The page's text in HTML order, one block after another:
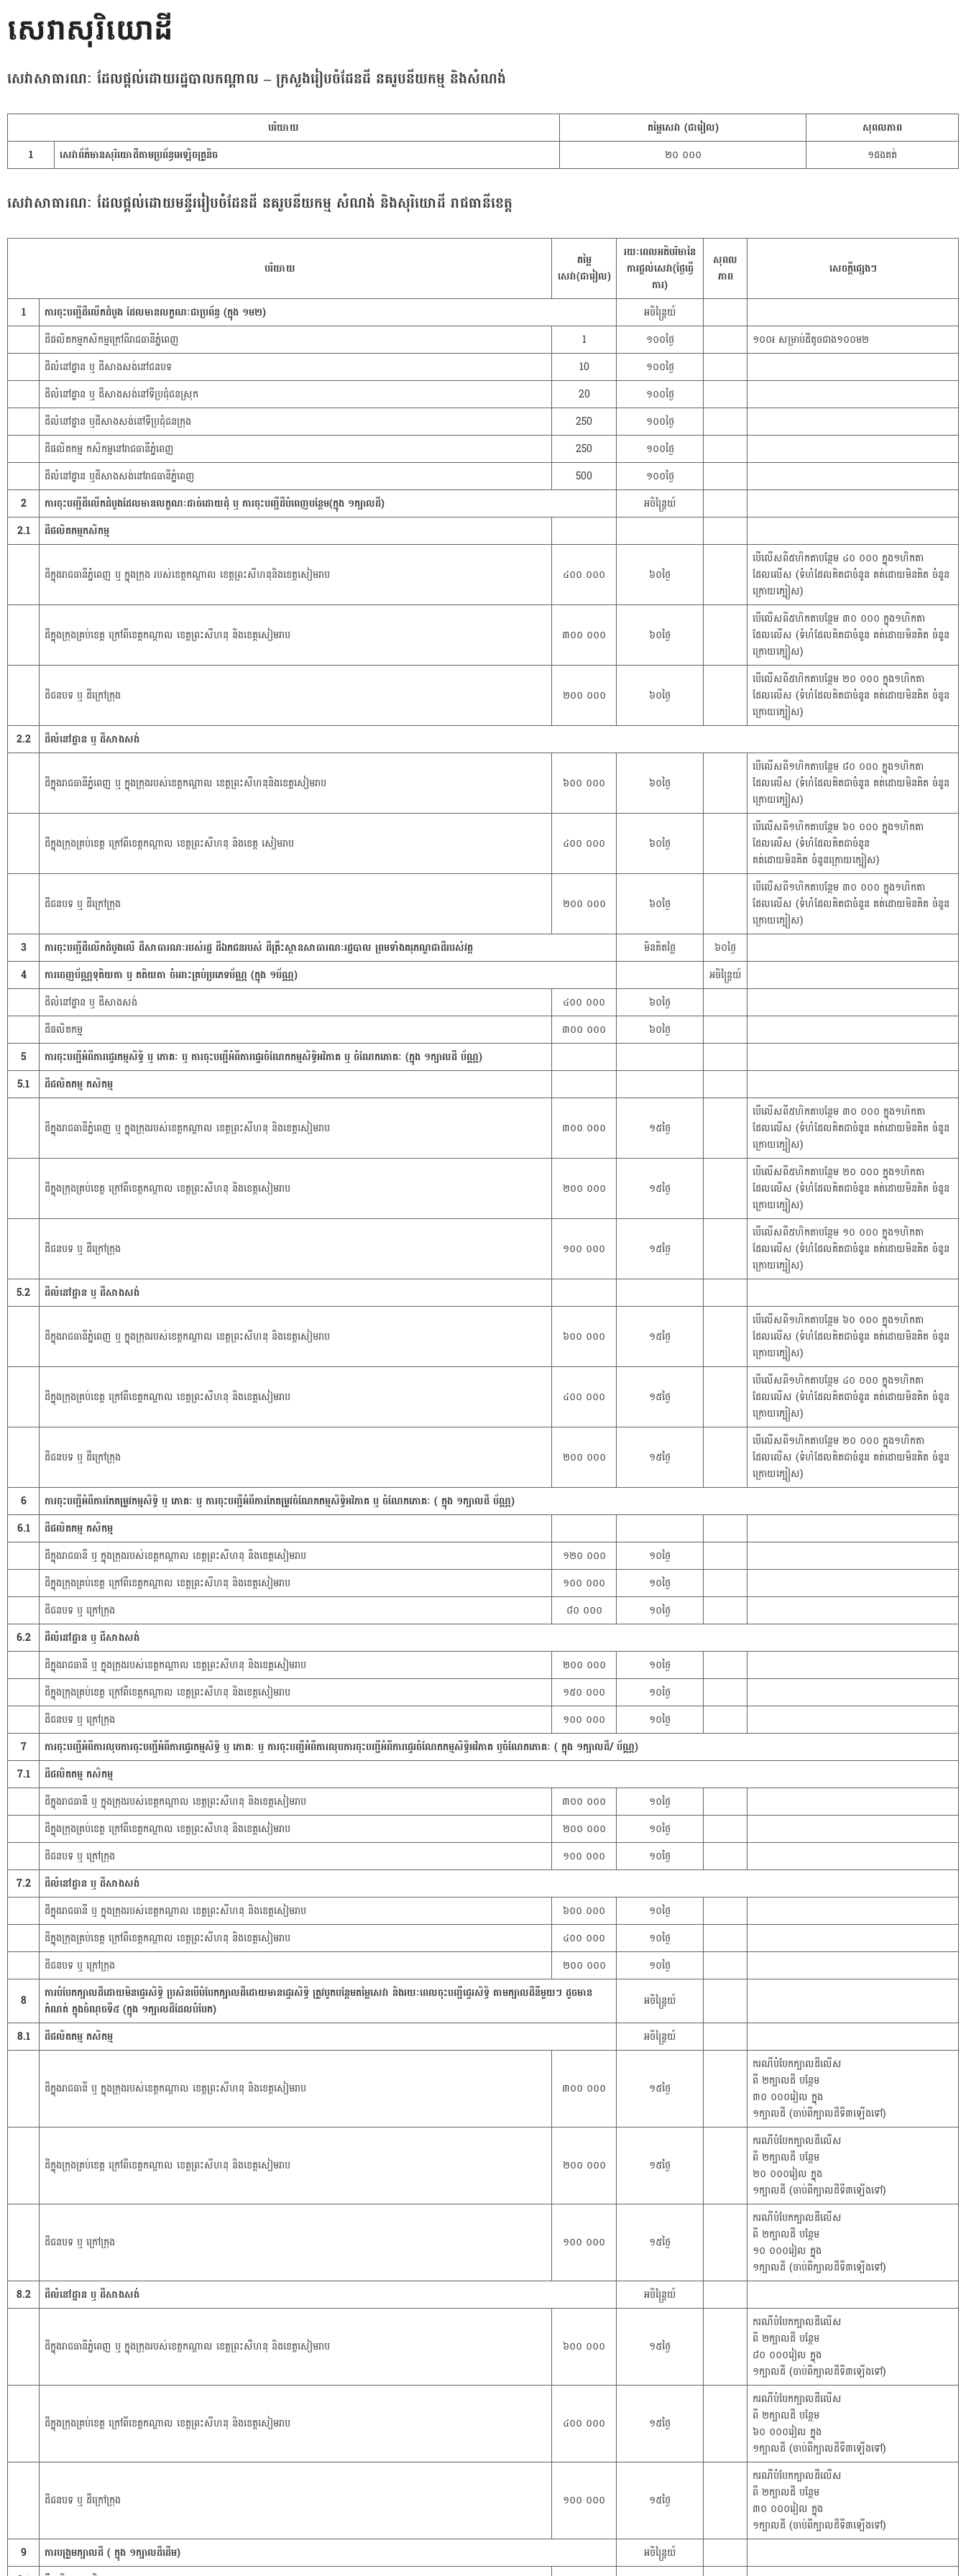
Skip
to
សេវាសុរិយោដី
សេវាសាធារណៈ ដែលផ្តល់ដោយរដ្ឋបាលកណ្ដាល – ក្រសួងរៀបចំដែនដី នគរូបនីយកម្ម និងសំណង់
បរិយាយ តម្លៃសេវា (ជារៀល)
សុពលភាព
1
សេវាព័ត៏មានសុរិយោដីតាមប្រព័ន្ធអេឡិចត្រូនិច ២០ ០០០ ១ដងគត់
សេវាសាធារណៈ ដែលផ្តល់ដោយមន្ទីររៀបចំដែនដី នគរូបនីយកម្ម សំណង់ និងសុរិយោដី រាជធានីខេត្ត
បរិយាយ
តម្លៃ
សេវា(ជារៀល)
រយៈពេលអតិបរិមានៃ
ការផ្តល់សេវា(ថ្ងៃធ្វើ
ការ)
សុពល
ភាព
​សេចក្តីផ្សេងៗ
1 ការចុះបញ្ជីដីលើកដំបូង ដែលមានលក្ខណៈជាប្រព័ន្ធ (ក្នុង ១ម២)
អចិន្ត្រៃយ៍
ដីផលិតកម្មកសិកម្មក្រៅពីរាជធានីភ្នំពេញ
1 ១០០ថ្ងៃ
១០០៛ សម្រាប់ដីតូចជាង១០០ម២
ដីលំនៅដ្ឋាន ឬ ដីសាងសង់នៅជនបទ
10
១០០ថ្ងៃ
ដីលំនៅដ្ឋាន ឬ ដីសាងសង់នៅទីប្រជុំជនស្រុក
20
១០០ថ្ងៃ
ដីលំនៅដ្ឋាន ឬដីសាងសង់នៅទីប្រជុំជនក្រុង
250
១០០ថ្ងៃ
ដីផលិតកម្ម កសិកម្មនៅរាជធានីភ្នំពេញ
250
១០០ថ្ងៃ
ដីលំនៅដ្ឋាន ឬដីសាងសង់នៅរាជធានីភ្នំពេញ
500
១០០ថ្ងៃ
2
ការចុះបញ្ជីដីលើកដំបូងដែលមានលក្ខណៈដាច់ដោយដុំ ឬ ការចុះបញ្ជីដីបំពេញបន្ថែម(ក្នុង ១ក្បាលដី)
អចិន្ត្រៃយ៍
2.1
ដីផលិតកម្មកសិកម្ម
ដីក្នុងរាជធានីភ្នំពេញ ឬ ក្នុងក្រុង របស់ខេត្តកណ្តាល ខេត្តព្រះសីហនុនិងខេត្តសៀមរាប ៤០០ ០០០ ៦០ថ្ងៃ
បើលើសពី៥ហិកតាបន្ថែម ៤០ ០០០ ក្នុង១ហិកតា
ដែលលើស (ទំហំដែលគិតជាចំនួន គត់ដោយមិនគិត ចំនួន
ក្រោយក្បៀស)
ដីក្នុងក្រុងគ្រប់ខេត្ត ក្រៅពីខេត្តកណ្តាល ខេត្តព្រះសីហនុ និងខេត្តសៀមរាប ៣០០ ០០០ ៦០ថ្ងៃ
បើលើសពី៥ហិកតាបន្ថែម ៣០ ០០០ ក្នុង១ហិកតា
ដែលលើស (ទំហំដែលគិតជាចំនួន គត់ដោយមិនគិត ចំនួន
ក្រោយក្បៀស)
ដីជនបទ ឬ ដីក្រៅក្រុង ២០០ ០០០ ៦០ថ្ងៃ
បើលើសពី៥ហិកតាបន្ថែម ២០ ០០០ ក្នុង១ហិកតា
ដែលលើស (ទំហំដែលគិតជាចំនួន គត់ដោយមិនគិត ចំនួន
ក្រោយក្បៀស)
2.2
ដីលំនៅដ្ឋាន ឬ ដីសាងសង់
ដីក្នុងរាជធានីភ្នំពេញ ឬ ក្នុងក្រុងរបស់ខេត្តកណ្តាល ខេត្តព្រះសីហនុនិងខេត្តសៀមរាប ៦០០ ០០០ ៦០ថ្ងៃ
បើលើសពី១ហិកតាបន្ថែម ៨០ ០០០ ក្នុង១ហិកតា
ដែលលើស (ទំហំដែលគិតជាចំនួន គត់ដោយមិនគិត ចំនួន
ក្រោយក្បៀស)
ដីក្នុងក្រុងគ្រប់ខេត្ត ក្រៅពីខេត្តកណ្តាល ខេត្តព្រះសីហនុ និងខេត្ត សៀមរាប ៤០០ ០០០ ៦០ថ្ងៃ
បើលើសពី១ហិកតាបន្ថែម ៦០ ០០០ ក្នុង១ហិកតា
ដែលលើស (ទំហំដែលគិតជាចំនួន
គត់ដោយមិនគិត ចំនួនក្រោយក្បៀស)
ដីជនបទ ឬ ដីក្រៅក្រុង ២០០ ០០០ ៦០ថ្ងៃ
បើលើសពី១ហិកតាបន្ថែម ៣០ ០០០ ក្នុង១ហិកតា
ដែលលើស (ទំហំដែលគិតជាចំនួន គត់ដោយមិនគិត ចំនួន
ក្រោយក្បៀស)
3
ការចុះបញ្ជីដីលើកដំបូងលើ ដីសាធារណៈរបស់រដ្ឋ ដីឯកជនរបស់ ដីគ្រឹះស្ថានសាធារណៈរដ្ឋបាល ព្រមទាំងគរុភណ្ឌជាដីរបស់វត្ត មិនគិតថ្លៃ
៦០ថ្ងៃ
4
ការចេញប័ណ្ណទុតិយតា ឬ តតិយតា ចំពោះគ្រប់ប្រភេទប័ណ្ណ (ក្នុង ១ប័ណ្ណ)
អចិន្ត្រៃយ៍
ដីលំនៅដ្ឋាន ឬ ដីសាងសង់
៤០០ ០០០
៦០ថ្ងៃ
ដីផលិតកម្ម
៣០០ ០០០
៦០ថ្ងៃ
5
ការចុះបញ្ជីអំពីការផ្ទេរកម្មសិទ្ធិ ឬ ភោគៈ ឬ ការចុះបញ្ជីអំពីការផ្ទេរចំណែកកម្មសិទ្ធិអវិភាគ ឬ ចំណែកភោគៈ (ក្នុង ១ក្បាលដី ប័ណ្ណ)
5.1
ដីផលិតកម្ម កសិកម្ម
ដីក្នុងរាជធានីភ្នំពេញ ឬ ក្នុងក្រុងរបស់ខេត្តកណ្តាល ខេត្តព្រះសីហនុ និងខេត្តសៀមរាប ៣០០ ០០០ ១៥ថ្ងៃ
បើលើសពី៥ហិកតាបន្ថែម ៣០ ០០០ ក្នុង១ហិកតា
ដែលលើស (ទំហំដែលគិតជាចំនួន គត់ដោយមិនគិត ចំនួន
ក្រោយក្បៀស)
ដីក្នុងក្រុងគ្រប់ខេត្ត ក្រៅពីខេត្តកណ្តាល ខេត្តព្រះសីហនុ និងខេត្តសៀមរាប ២០០ ០០០ ១៥ថ្ងៃ
បើលើសពី៥ហិកតាបន្ថែម ២០ ០០០ ក្នុង១ហិកតា
ដែលលើស (ទំហំដែលគិតជាចំនួន គត់ដោយមិនគិត ចំនួន
ក្រោយក្បៀស)
ដីជនបទ ឬ ដីក្រៅក្រុង ១០០ ០០០ ១៥ថ្ងៃ
បើលើសពី៥ហិកតាបន្ថែម ១០ ០០០ ក្នុង១ហិកតា
ដែលលើស (ទំហំដែលគិតជាចំនួន គត់ដោយមិនគិត ចំនួន
ក្រោយក្បៀស)
5.2
ដីលំនៅដ្ឋាន ឬ ដីសាងសង់
ដីក្នុងរាជធានីភ្នំពេញ ឬ ក្នុងក្រុងរបស់ខេត្តកណ្តាល ខេត្តព្រះសីហនុ និងខេត្តសៀមរាប ៦០០ ០០០ ១៥ថ្ងៃ
បើលើសពី១ហិកតាបន្ថែម ៦០ ០០០ ក្នុង១ហិកតា
ដែលលើស (ទំហំដែលគិតជាចំនួន គត់ដោយមិនគិត ចំនួន
ក្រោយក្បៀស)
ដីក្នុងក្រុងគ្រប់ខេត្ត ក្រៅពីខេត្តកណ្តាល ខេត្តព្រះសីហនុ និងខេត្តសៀមរាប ៤០០ ០០០ ១៥ថ្ងៃ
បើលើសពី១ហិកតាបន្ថែម ៤០ ០០០ ក្នុង១ហិកតា
ដែលលើស (ទំហំដែលគិតជាចំនួន គត់ដោយមិនគិត ចំនួន
ក្រោយក្បៀស)
ដីជនបទ ឬ ដីក្រៅក្រុង ២០០ ០០០ ១៥ថ្ងៃ
បើលើសពី១ហិកតាបន្ថែម ២០ ០០០ ក្នុង១ហិកតា
ដែលលើស (ទំហំដែលគិតជាចំនួន គត់ដោយមិនគិត ចំនួន
ក្រោយក្បៀស)
6
ការចុះបញ្ជីអំពីការកែតម្រូវកម្មសិទ្ធិ ឬ ភោគៈ ឬ ការចុះបញ្ជីអំពីការកែតម្រូវចំណែកកម្មសិទ្ធិអវិភាគ ឬ ចំណែកភោគៈ ( ក្នុង ១ក្បាលដី ប័ណ្ណ)
6.1
ដីផលិតកម្ម កសិកម្ម
ដីក្នុងរាជធានី ឬ ក្នុងក្រុងរបស់ខេត្តកណ្តាល ខេត្តព្រះសីហនុ និងខេត្តសៀមរាប
១២០ ០០០
១០ថ្ងៃ
ដីក្នុងក្រុងគ្រប់ខេត្ត ក្រៅពីខេត្តកណ្តាល ខេត្តព្រះសីហនុ និងខេត្តសៀមរាប
១០០ ០០០
១០ថ្ងៃ
ដីជនបទ ឬ ក្រៅក្រុង
៨០ ០០០
១០ថ្ងៃ
6.2
ដីលំនៅដ្ឋាន ឬ ជីសាងសង់
ដីក្នុងរាជធានី ឬ ក្នុងក្រុងរបស់ខេត្តកណ្តាល ខេត្តព្រះសីហនុ និងខេត្តសៀមរាប
២០០ ០០០
១០ថ្ងៃ
ដីក្នុងក្រុងគ្រប់ខេត្ត ក្រៅពីខេត្តកណ្តាល ខេត្តព្រះសីហនុ និងខេត្តសៀមរាប
១៥០ ០០០
១០ថ្ងៃ
ដីជនបទ ឬ ក្រៅក្រុង
១០០ ០០០
១០ថ្ងៃ
7
ការចុះបញ្ជីអំពីការលុបការចុះបញ្ជីអំពីការផ្ទេរកម្មសិទ្ធិ ឬ ភោគៈ ឬ ការចុះបញ្ជីអំពីការលុបការចុះបញ្ជីអំពីការផ្ទេរចំណែកកម្មសិទ្ធិអវិភាគ ឬចំណែកភោគៈ ( ក្នុង ១ក្បាលដី/ ប័ណ្ណ)
7.1
ដីផលិតកម្ម កសិកម្ម
ដីក្នុងរាជធានី ឬ ក្នុងក្រុងរបស់ខេត្តកណ្តាល ខេត្តព្រះសីហនុ និងខេត្តសៀមរាប
៣០០ ០០០
១០ថ្ងៃ
ដីក្នុងក្រុងគ្រប់ខេត្ត ក្រៅពីខេត្តកណ្តាល ខេត្តព្រះសីហនុ និងខេត្តសៀមរាប
២០០ ០០០
១០ថ្ងៃ
ដីជនបទ ឬ ក្រៅក្រុង
១០០ ០០០
១០ថ្ងៃ
7.2
ដីលំនៅដ្ឋាន ឬ ដីសាងសង់
ដីក្នុងរាជធានី ឬ ក្នុងក្រុងរបស់ខេត្តកណ្តាល ខេត្តព្រះសីហនុ និងខេត្តសៀមរាប
៦០០ ០០០
១០ថ្ងៃ
ដីក្នុងក្រុងគ្រប់ខេត្ត ក្រៅពីខេត្តកណ្តាល ខេត្តព្រះសីហនុ និងខេត្តសៀមរាប
៤០០ ០០០
១០ថ្ងៃ
ដីជនបទ ឬ ក្រៅក្រុង
២០០ ០០០
១០ថ្ងៃ
8
ការបំបែកក្បាលដីដោយមិនផ្ទេរសិទ្ធិ ប្រសិនបើបំបែកក្បាលដីដោយមានផ្ទេរសិទ្ធិ ត្រូវបូកបន្ថែមតម្លៃសេវា និងរយៈពេលចុះបញ្ជីផ្ទេរសិទ្ធិ តាមក្បាលដីនីមួយៗ ដូចមាន
កំណត់ ក្នុងចំណុចទី៥ (ក្នុង ១ក្បាលដីដែលបំបែក)
អចិន្ត្រៃយ៍
8.1
ដីផលិតកម្ម កសិកម្ម អចិន្ត្រៃយ៍
ដីក្នុងរាជធានី ឬ ក្នុងក្រុងរបស់ខេត្តកណ្តាល ខេត្តព្រះសីហនុ និងខេត្តសៀមរាប ៣០០ ០០០ ១៥ថ្ងៃ
ករណីបំបែកក្បាលដីលើស
ពី ២ក្បាលដី បន្ថែម
៣០ ០០០រៀល ក្នុង
១ក្បាលដី (ចាប់ពីក្បាលដីទី៣ឡើងទៅ)
ដីក្នុងក្រុងគ្រប់ខេត្ត ក្រៅពីខេត្តកណ្តាល ខេត្តព្រះសីហនុ និងខេត្តសៀមរាប ២០០ ០០០ ១៥ថ្ងៃ
ករណីបំបែកក្បាលដីលើស
ពី ២ក្បាលដី បន្ថែម
២០ ០០០រៀល ក្នុង
១ក្បាលដី (ចាប់ពីក្បាលដីទី៣ឡើងទៅ)
ដីជនបទ ឬ ក្រៅក្រុង ១០០ ០០០ ១៥ថ្ងៃ
ករណីបំបែកក្បាលដីលើស
ពី ២ក្បាលដី បន្ថែម
១០ ០០០រៀល ក្នុង
១ក្បាលដី (ចាប់ពីក្បាលដីទី៣ឡើងទៅ)
8.2
ដីលំនៅដ្ឋាន ឬ ដីសាងសង់ អចិន្ត្រៃយ៍
ដីក្នុងរាជធានីភ្នំពេញ ឬ ក្នុងក្រុងរបស់ខេត្តកណ្តាល ខេត្តព្រះសីហនុ និងខេត្តសៀមរាប ៦០០ ០០០ ១៥ថ្ងៃ
ករណីបំបែកក្បាលដីលើស
ពី ២ក្បាលដី បន្ថែម
៨០ ០០០រៀល ក្នុង
១ក្បាលដី (ចាប់ពីក្បាលដីទី៣ឡើងទៅ)
ដីក្នុងក្រុងគ្រប់ខេត្ត ក្រៅពីខេត្តកណ្តាល ខេត្តព្រះសីហនុ និងខេត្តសៀមរាប ៤០០ ០០០ ១៥ថ្ងៃ
ករណីបំបែកក្បាលដីលើស
ពី ២ក្បាលដី បន្ថែម
៦០ ០០០រៀល ក្នុង
១ក្បាលដី (ចាប់ពីក្បាលដីទី៣ឡើងទៅ)
ដីជនបទ ឬ ដីក្រៅក្រុង ១០០ ០០០ ១៥ថ្ងៃ
ករណីបំបែកក្បាលដីលើស
ពី ២ក្បាលដី បន្ថែម
៣០ ០០០រៀល ក្នុង
១ក្បាលដី (ចាប់ពីក្បាលដីទី៣ឡើងទៅ)
9
ការបង្រួមក្បាលដី ( ក្នុង ១ក្បាលដីដើម)
អចិន្ត្រៃយ៍